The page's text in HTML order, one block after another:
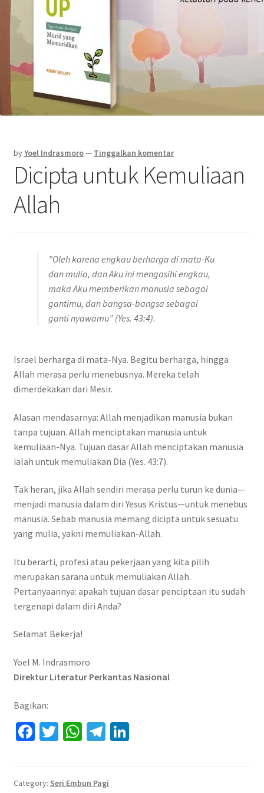
byYoel Indrasmoro— Tinggalkan komentar
Dicipta untuk Kemuliaan
Allah
”Oleh karena engkau berharga di mata-Ku
dan mulia, dan Aku ini mengasihi engkau,
maka Aku memberikan manusia sebagai
gantimu, dan bangsa-bangsa sebagai
ganti nyawamu” (Yes. 43:4).
Israel berharga di mata-Nya. Begitu berharga, hingga
Allah merasa perlu menebusnya. Mereka telah
dimerdekakan dari Mesir.
Alasan mendasarnya: Allah menjadikan manusia bukan
tanpa tujuan. Allah menciptakan manusia untuk
kemuliaan-Nya. Tujuan dasar Allah menciptakan manusia
ialah untuk memuliakan Dia (Yes. 43:7).
Tak heran, jika Allah sendiri merasa perlu turun ke dunia—
menjadi manusia dalam diri Yesus Kristus—untuk menebus
manusia. Sebab manusia memang dicipta untuk sesuatu
yang mulia, yakni memuliakan-Allah.
Itu berarti, profesi atau pekerjaan yang kita pilih
merupakan sarana untuk memuliakan Allah.
Pertanyaannya: apakah tujuan dasar penciptaan itu sudah
tergenapi dalam diri Anda?
Selamat Bekerja!
Yoel M. Indrasmoro
Direktur Literatur Perkantas Nasional
Bagikan:
Fa
o
T
er
W
sA
Te
a
Li
Category: Seri Embun Pagi